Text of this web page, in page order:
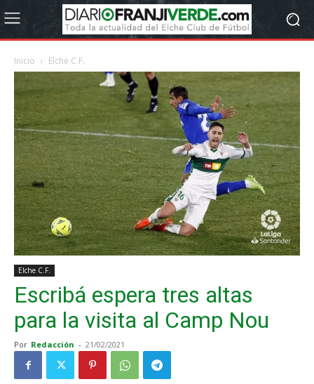
Inicio Elche C.F.
Elche C.F.
Escribá espera tres altas
para la visita al Camp Nou
Por Redacción - 21/02/2021